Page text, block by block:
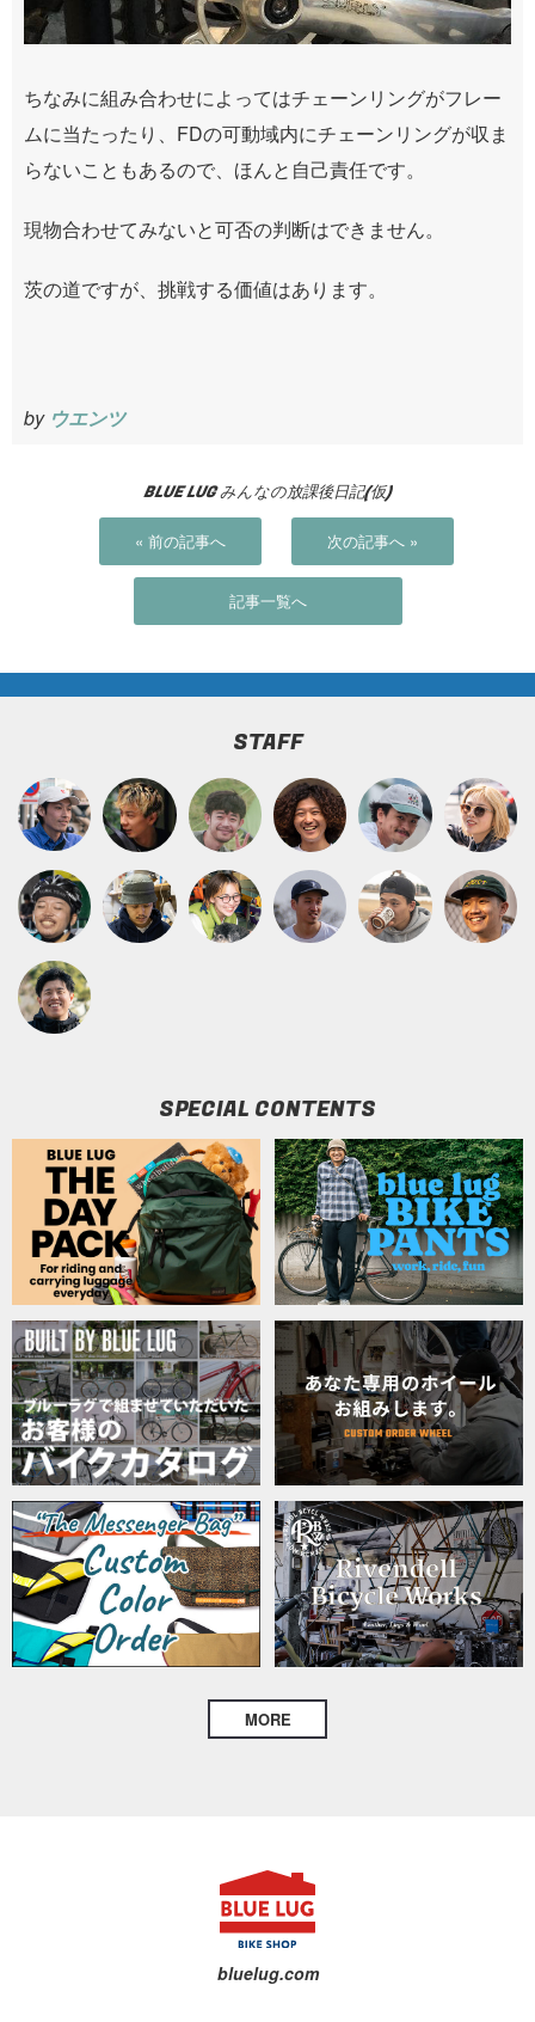
ちなみに組み合わせによってはチェーンリングがフレー
ムに当たったり、FDの可動域内にチェーンリングが収ま
らないこともあるので、ほんと自己責任です。
現物合わせてみないと可否の判断はできません。
茨の道ですが、挑戦する価値はあります。
by ウエンツ
BLUE LUG みんなの放課後日記(仮)
« 前の記事へ 次の記事へ »
記事一覧へ
STAFF
SPECIAL CONTENTS
MORE
bluelug.com